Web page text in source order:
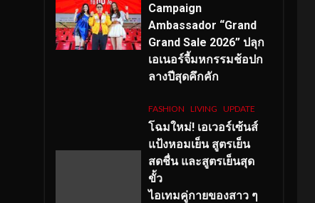
Campaign
Ambassador “Grand
Grand Sale 2026” ปลุก
เอเนอร์จี้มหกรรมช้อปก
ลางปีสุดคึกคัก
FASHION LIVING UPDATE
โฉมใหม่! เอเวอร์เซ้นส์
แป้งหอมเย็น สูตรเย็น
สดชื่น และสูตรเย็นสุด
ขั้ว
ไอเทมคู่กายของสาว ๆ